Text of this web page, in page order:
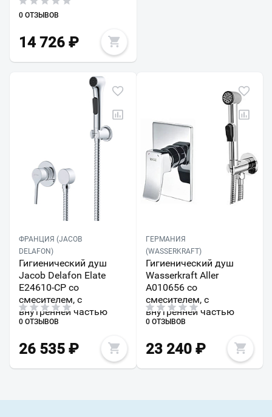
0 ОТЗЫВОВ
14 726 ₽
ФРАНЦИЯ (JACOB
DELAFON)
Гигиенический душ
Jacob Delafon Elate
E24610-CP со
смесителем, с
внутренней частью
0 ОТЗЫВОВ
26 535 ₽
ГЕРМАНИЯ
(WASSERKRAFT)
Гигиенический душ
Wasserkraft Aller
A010656 со
смесителем, с
внутренней частью
0 ОТЗЫВОВ
23 240₽